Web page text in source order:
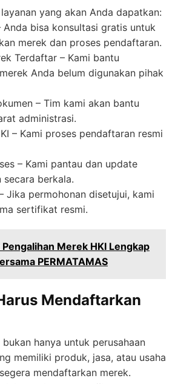
yang akan Anda dapatkan:
Anda bisa konsultasi gratis untuk
merek dan proses pendaftaran.
Terdaftar – Kami bantu
Anda belum digunakan pihak
– Tim kami akan bantu
administrasi.
– Kami proses pendaftaran resmi
– Kami pantau dan update
berkala.
Jika permohonan disetujui, kami
sertifikat resmi.
Pengalihan Merek HKI Lengkap
PERMATAMAS
Mendaftarkan
hanya untuk perusahaan
memiliki produk, jasa, atau usaha
mendaftarkan merek.